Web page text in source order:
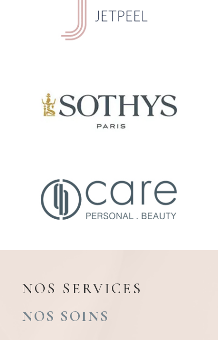
NOS SERVICES
NOS SOINS